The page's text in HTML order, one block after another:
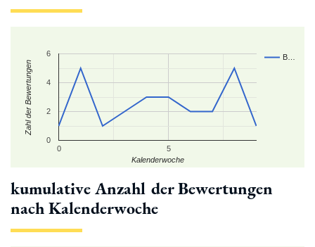
B…
0 5
0
2
4
6
Kalenderwoche
Zahl der Bewertungen
kumulative Anzahl der Bewertungen
nach Kalenderwoche